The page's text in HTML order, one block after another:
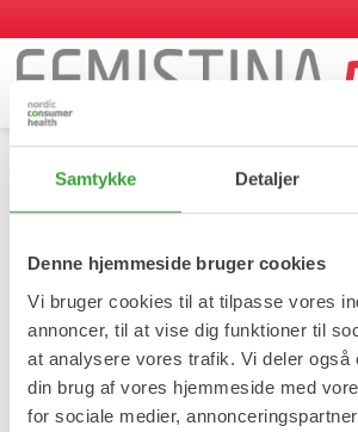
Samtykke Detaljer
Denne hjemmeside bruger cookies
Vi bruger cookies til at tilpasse vores
annoncer, til at vise dig funktioner til
at analysere vores trafik. Vi deler også
din brug af vores hjemmeside med
for sociale medier,
Plus?
Femistina
D-Mannose i Femistina Plus